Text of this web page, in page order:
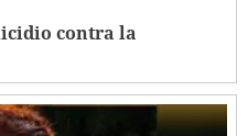
contra la